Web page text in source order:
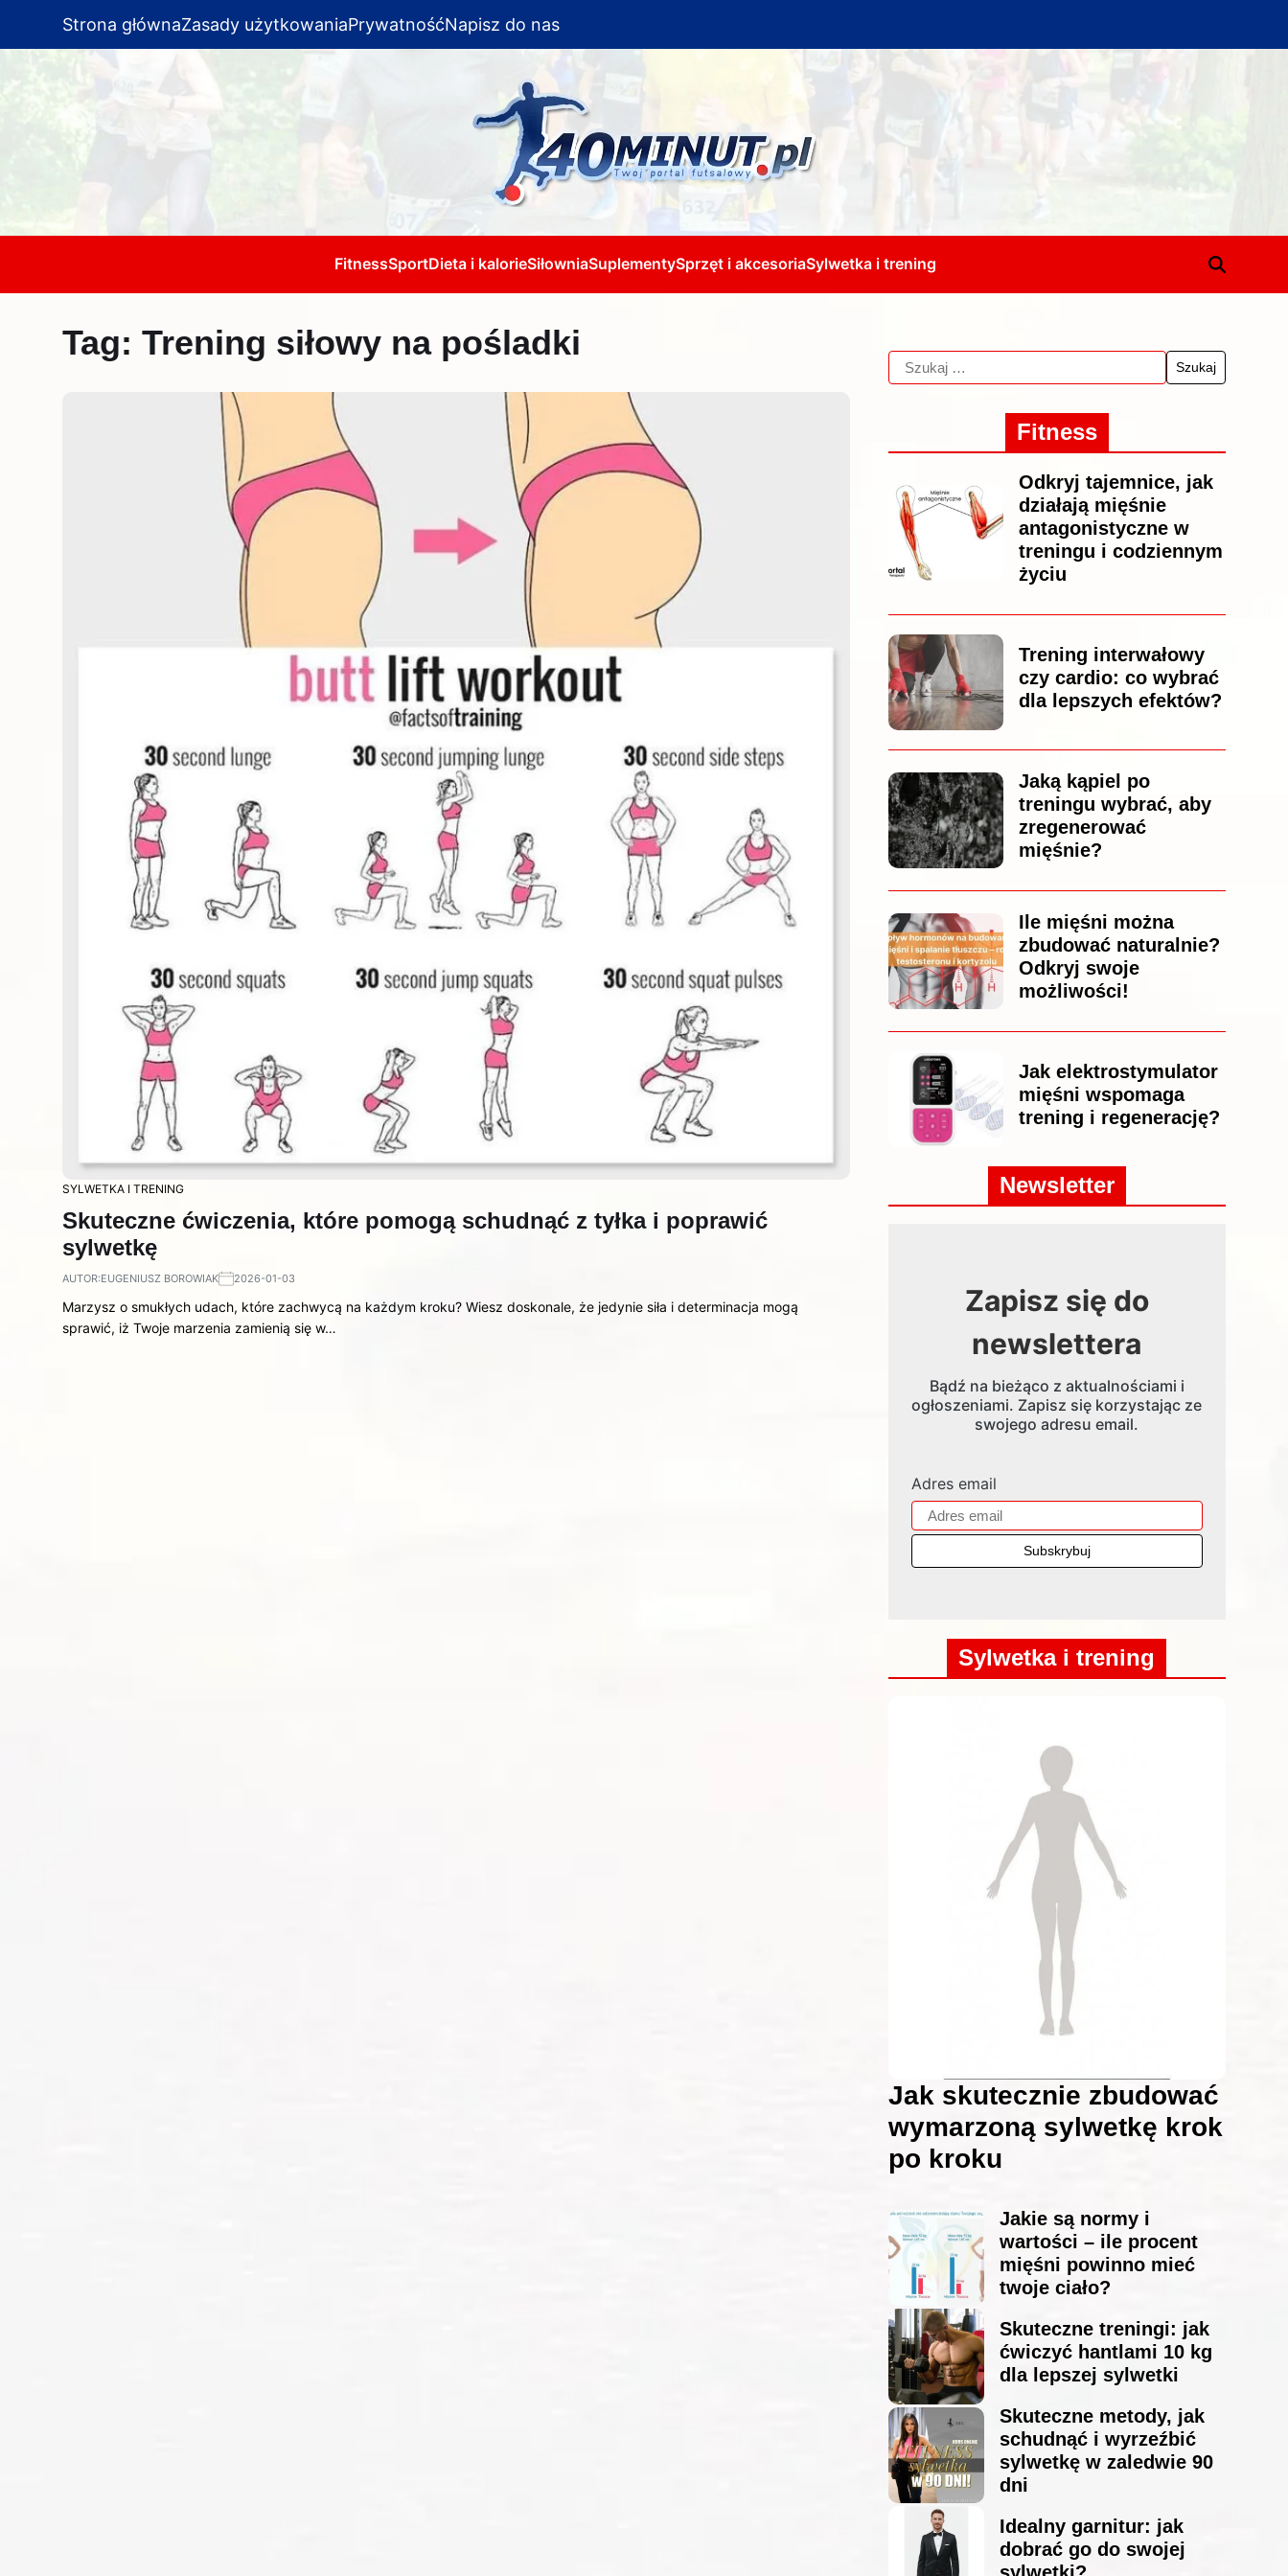
Strona głównaZasady użytkowaniaPrywatnośćNapisz do nas
FitnessSportDieta i kalorieSiłowniaSuplementySprzęt i akcesoriaSylwetka i trening
Tag: Trening siłowy na pośladki
SYLWETKA I TRENING
Skuteczne ćwiczenia, które pomogą schudnąć z tyłka i poprawić
sylwetkę
AUTOR:EUGENIUSZ BOROWIAK 2026-01-03
Marzysz o smukłych udach, które zachwycą na każdym kroku? Wiesz doskonale, że jedynie siła i determinacja mogą
sprawić, iż Twoje marzenia zamienią się w…
Fitness
Odkryj tajemnice, jak
działają mięśnie
antagonistyczne w
treningu i codziennym
życiu
Trening interwałowy
czy cardio: co wybrać
dla lepszych efektów?
Jaką kąpiel po
treningu wybrać, aby
zregenerować
mięśnie?
Ile mięśni można
zbudować naturalnie?
Odkryj swoje
możliwości!
Jak elektrostymulator
mięśni wspomaga
trening i regenerację?
Newsletter
Zapisz się do
newslettera
Bądź na bieżąco z aktualnościami i
ogłoszeniami. Zapisz się korzystając ze
swojego adresu email.
Adres email
Sylwetka i trening
Jak skutecznie zbudować
wymarzoną sylwetkę krok
po kroku
Jakie są normy i
wartości – ile procent
mięśni powinno mieć
twoje ciało?
Skuteczne treningi: jak
ćwiczyć hantlami 10 kg
dla lepszej sylwetki
Skuteczne metody, jak
schudnąć i wyrzeźbić
sylwetkę w zaledwie 90
dni
Idealny garnitur: jak
dobrać go do swojej